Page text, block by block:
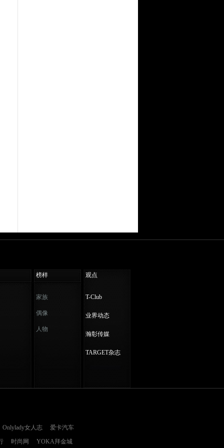
榜样 观点
家族
偶像
人物
T-Club
业界动态
瀚彰传媒
TARGET杂志
Onlylady女人志
爱卡汽车
时尚网 YOKA拜金城